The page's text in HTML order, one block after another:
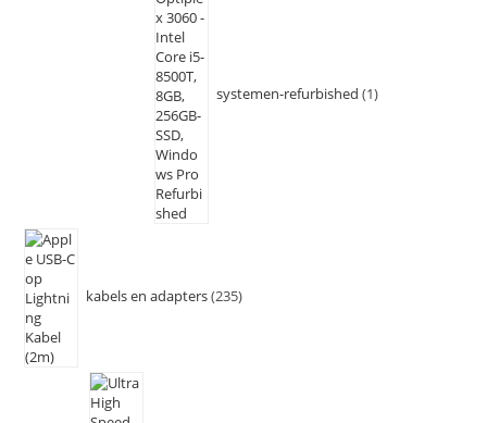
systemen-refurbished 1
kabels en adapters 235